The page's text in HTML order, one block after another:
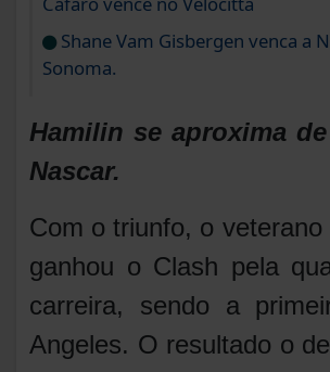
Shane Vam Gisbergen venca a
Sonoma.
Hamilin se aproxima
Nascar.
Com o triunfo, o veterano
ganhou o Clash pela
carreira, sendo a
Angeles. O resultado o